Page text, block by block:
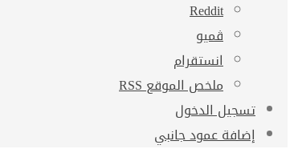
ڤميو
انستقرام
ملخص الموقع RSS
تسجيل الدخول
إضافة عمود جانبي